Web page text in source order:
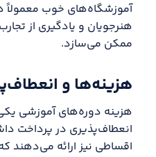
آموزشگاه‌های خوب معمولاً
هنرجویان و یادگیری از
ممکن می‌سازد.
هزینه‌ها و
هزینه دوره‌های آموزشی
انعطاف‌پذیری در پرداخت
اقساطی نیز ارائه